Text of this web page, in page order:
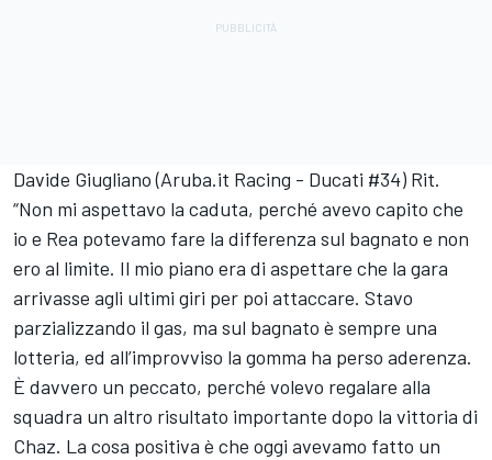
Davide Giugliano (Aruba.it Racing - Ducati #34) Rit.
“Non mi aspettavo la caduta, perché avevo capito che
io e Rea potevamo fare la differenza sul bagnato e non
ero al limite. Il mio piano era di aspettare che la gara
arrivasse agli ultimi giri per poi attaccare. Stavo
parzializzando il gas, ma sul bagnato è sempre una
lotteria, ed all’improvviso la gomma ha perso aderenza.
È davvero un peccato, perché volevo regalare alla
squadra un altro risultato importante dopo la vittoria di
Chaz. La cosa positiva è che oggi avevamo fatto un